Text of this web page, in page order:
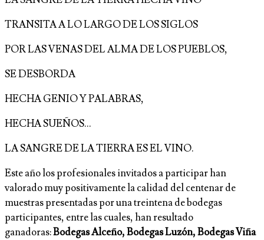
TRANSITA A LO LARGO DE LOS SIGLOS
POR LAS VENAS DEL ALMA DE LOS PUEBLOS,
SE DESBORDA
HECHA GENIO Y PALABRAS,
HECHA SUEÑOS…
LA SANGRE DE LA TIERRA ES EL VINO.
Este año los profesionales invitados a participar han
valorado muy positivamente la calidad del centenar de
muestras presentadas por una treintena de bodegas
participantes, entre las cuales, han resultado
ganadoras:Bodegas Alceño, Bodegas Luzón, Bodegas Viña